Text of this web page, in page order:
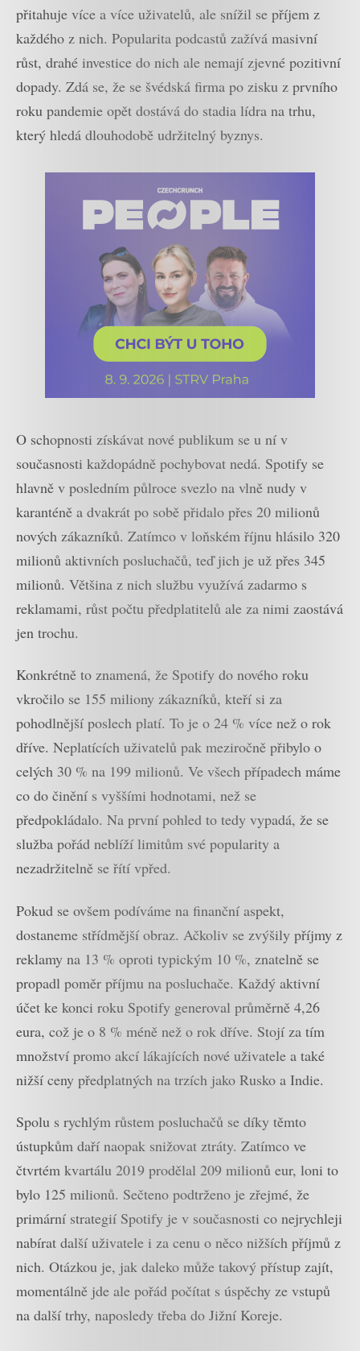
přitahuje více a více uživatelů, ale snížil se příjem z
každého z nich. Popularita podcastů zažívá masivní
růst, drahé investice do nich ale nemají zjevné pozitivní
dopady. Zdá se, že se švédská firma po zisku z prvního
roku pandemie opět dostává do stadia lídra na trhu,
který hledá dlouhodobě udržitelný byznys.
O schopnosti získávat nové publikum se u ní v
současnosti každopádně pochybovat nedá. Spotify se
hlavně v posledním půlroce svezlo na vlně nudy v
karanténě a dvakrát po sobě přidalo přes 20 milionů
nových zákazníků. Zatímco v loňském říjnu hlásilo 320
milionů aktivních posluchačů, teď jich je už přes 345
milionů. Většina z nich službu využívá zadarmo s
reklamami, růst počtu předplatitelů ale za nimi zaostává
jen trochu.
Konkrétně to znamená, že Spotify do nového roku
vkročilo se 155 miliony zákazníků, kteří si za
pohodlnější poslech platí. To je o 24 % více než o rok
dříve. Neplatících uživatelů pak meziročně přibylo o
celých 30 % na 199 milionů. Ve všech případech máme
co do činění s vyššími hodnotami, než se
předpokládalo. Na první pohled to tedy vypadá, že se
služba pořád neblíží limitům své popularity a
nezadržitelně se řítí vpřed.
Pokud se ovšem podíváme na finanční aspekt,
dostaneme střídmější obraz. Ačkoliv se zvýšily příjmy z
reklamy na 13 % oproti typickým 10 %, znatelně se
propadl poměr příjmu na posluchače. Každý aktivní
účet ke konci roku Spotify generoval průměrně 4,26
eura, což je o 8 % méně než o rok dříve. Stojí za tím
množství promo akcí lákajících nové uživatele a také
nižší ceny předplatných na trzích jako Rusko a Indie.
Spolu s rychlým růstem posluchačů se díky těmto
ústupkům daří naopak snižovat ztráty. Zatímco ve
čtvrtém kvartálu 2019 prodělal 209 milionů eur, loni to
bylo 125 milionů. Sečteno podtrženo je zřejmé, že
primární strategií Spotify je v současnosti co nejrychleji
nabírat další uživatele i za cenu o něco nižších příjmů z
nich. Otázkou je, jak daleko může takový přístup zajít,
momentálně jde ale pořád počítat s úspěchy ze vstupů
na další trhy, naposledy třeba do Jižní Koreje.